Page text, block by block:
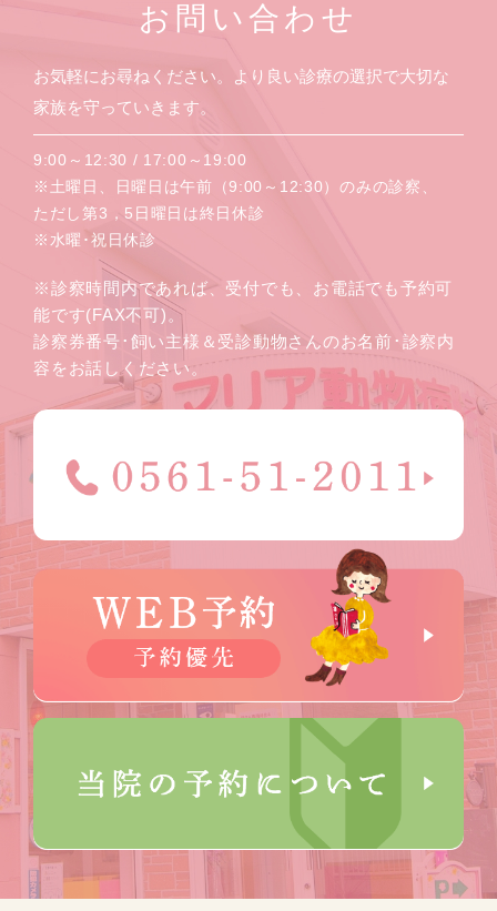
お問い合わせ
お気軽にお尋ねください。より良い診療の選択で大切な
家族を守っていきます。
9:00～12:30 / 17:00～19:00
※土曜日、日曜日は午前（9:00～12:30）のみの診察、
ただし第3，5日曜日は終日休診
※水曜･祝日休診
※診察時間内であれば、受付でも、お電話でも予約可
能です(FAX不可)。
診察券番号･飼い主様＆受診動物さんのお名前･診察内
容をお話しください。